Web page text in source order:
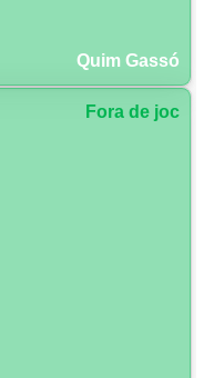
Quim Gassó
Fora de joc